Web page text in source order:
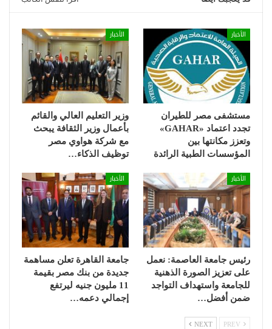
الأخبار
مستشفى مصر للطيران
تجدد اعتماد «GAHAR»
وتعزز مكانتها بين
المؤسسات الطبية الرائدة
الأخبار
وزير التعليم العالي والقائم
بأعمال وزير الثقافة يبحث
مع شركة هواوي مصر
توظيف الذكاء…
الأخبار
رئيس جامعة العاصمة: نعمل
على تعزيز الصورة الذهنية
للجامعة واستهداف التواجد
ضمن أفضل…
الأخبار
جامعة القاهرة تعلن مساهمة
جديدة من بنك مصر بقيمة
11 مليون جنيه ليرتفع
إجمالي دعمه…
NEXT